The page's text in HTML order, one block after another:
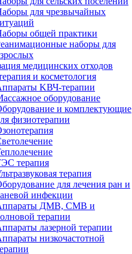
для чрезвычайных
общей практики
наборы для
медицинских отходов
и косметология
KВЧ-терапии
оборудование
и комплектующие
физиотерапии
терапия
терапия
для лечения ран и
инфекции
ДМВ, СМВ и
терапии
лазерной терапии
низкочастотной